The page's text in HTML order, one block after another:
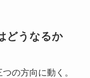
どうなるか
の方向に動く。